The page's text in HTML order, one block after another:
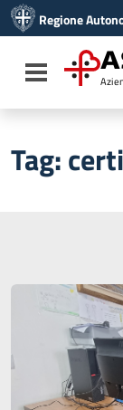
Vai al menu
Vai al footer
Regione
Toggle
Tag: